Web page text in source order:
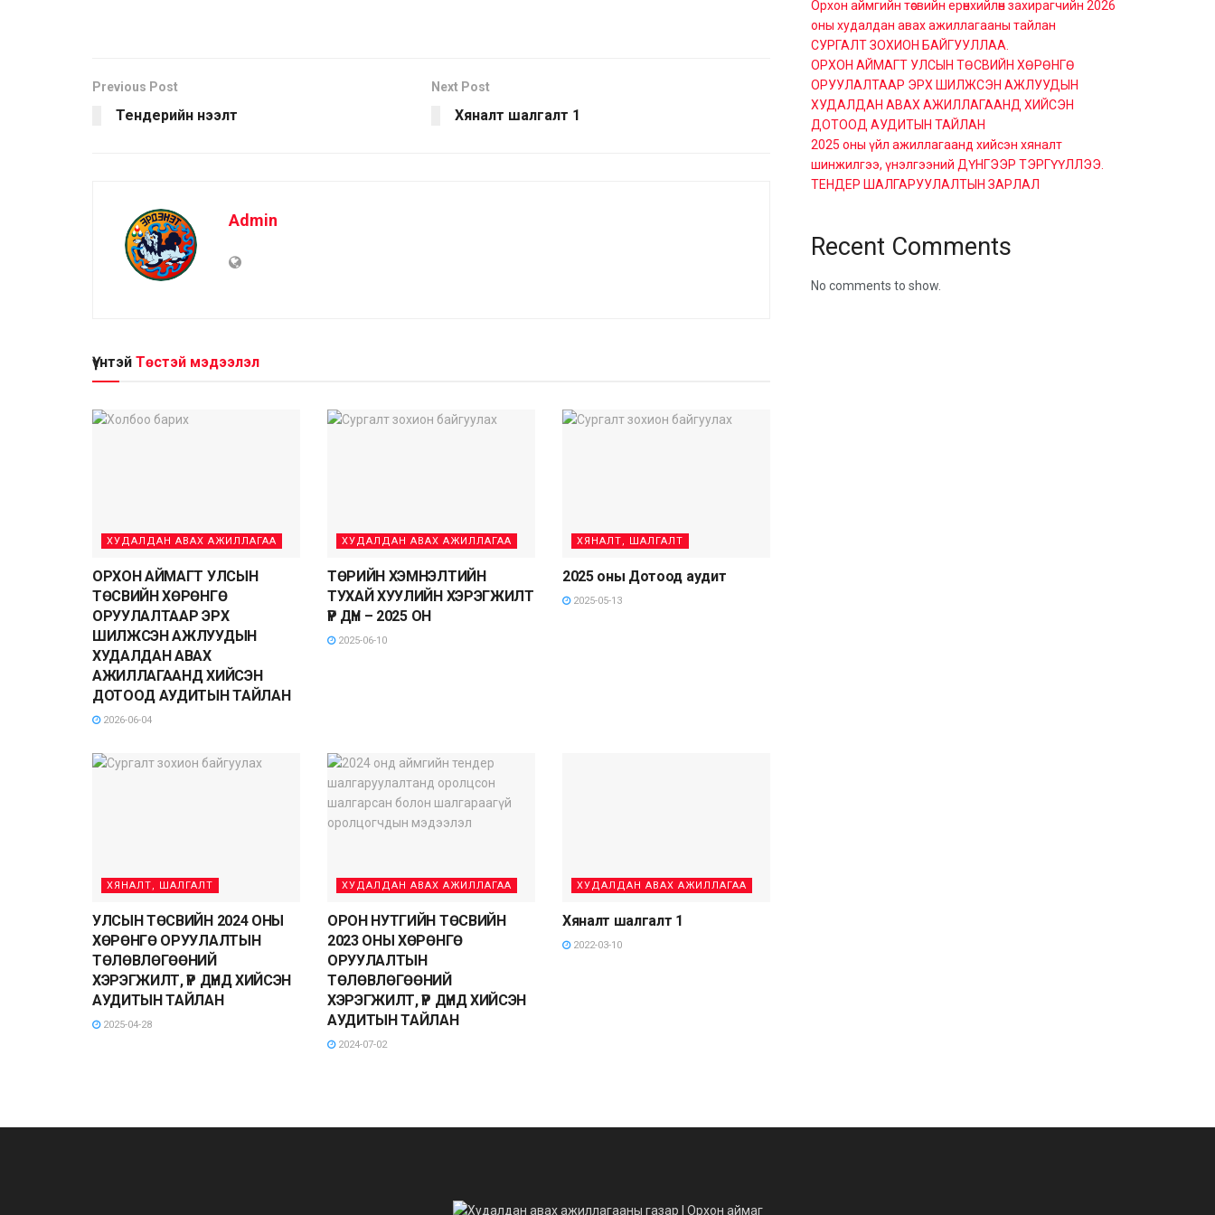
Previous Post
Тендерийн нээлт
Next Post
Хяналт шалгалт 1
Admin
Үүнтэй Төстэй мэдээлэл
ХУДАЛДАН АВАХ АЖИЛЛАГАА
ОРХОН АЙМАГТ УЛСЫН
ТӨСВИЙН ХӨРӨНГӨ
ОРУУЛАЛТААР ЭРХ
ШИЛЖСЭН АЖЛУУДЫН
ХУДАЛДАН АВАХ
АЖИЛЛАГААНД ХИЙСЭН
ДОТООД АУДИТЫН ТАЙЛАН
2026-06-04
ХУДАЛДАН АВАХ АЖИЛЛАГАА
ТӨРИЙН ХЭМНЭЛТИЙН
ТУХАЙ ХУУЛИЙН ХЭРЭГЖИЛТ
ҮР ДҮН – 2025 ОН
2025-06-10
ХЯНАЛТ, ШАЛГАЛТ
2025 оны Дотоод аудит
2025-05-13
ХЯНАЛТ, ШАЛГАЛТ
УЛСЫН ТӨСВИЙН 2024 ОНЫ
ХӨРӨНГӨ ОРУУЛАЛТЫН
ТӨЛӨВЛӨГӨӨНИЙ
ХЭРЭГЖИЛТ, ҮР ДҮНД ХИЙСЭН
АУДИТЫН ТАЙЛАН
2025-04-28
ХУДАЛДАН АВАХ АЖИЛЛАГАА
ОРОН НУТГИЙН ТӨСВИЙН
2023 ОНЫ ХӨРӨНГӨ
ОРУУЛАЛТЫН
ТӨЛӨВЛӨГӨӨНИЙ
ХЭРЭГЖИЛТ, ҮР ДҮНД ХИЙСЭН
АУДИТЫН ТАЙЛАН
2024-07-02
ХУДАЛДАН АВАХ АЖИЛЛАГАА
Хяналт шалгалт 1
2022-03-10
Орхон аймгийн төсвийн ерөнхийлөн захирагчийн 2026
оны худалдан авах ажиллагааны тайлан
СУРГАЛТ ЗОХИОН БАЙГУУЛЛАА.
ОРХОН АЙМАГТ УЛСЫН ТӨСВИЙН ХӨРӨНГӨ
ОРУУЛАЛТААР ЭРХ ШИЛЖСЭН АЖЛУУДЫН
ХУДАЛДАН АВАХ АЖИЛЛАГААНД ХИЙСЭН
ДОТООД АУДИТЫН ТАЙЛАН
2025 оны үйл ажиллагаанд хийсэн хяналт
шинжилгээ, үнэлгээний ДҮНГЭЭР ТЭРГҮҮЛЛЭЭ.
ТЕНДЕР ШАЛГАРУУЛАЛТЫН ЗАРЛАЛ
Recent Comments
No comments to show.